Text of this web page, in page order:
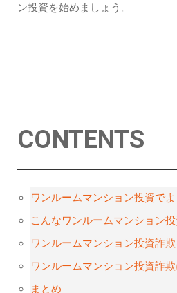
ン投資を始めましょう。
CONTENTS
ワンルームマンション投資で
こんなワンルームマンション
ワンルームマンション投資詐
ワンルームマンション投資詐
まとめ